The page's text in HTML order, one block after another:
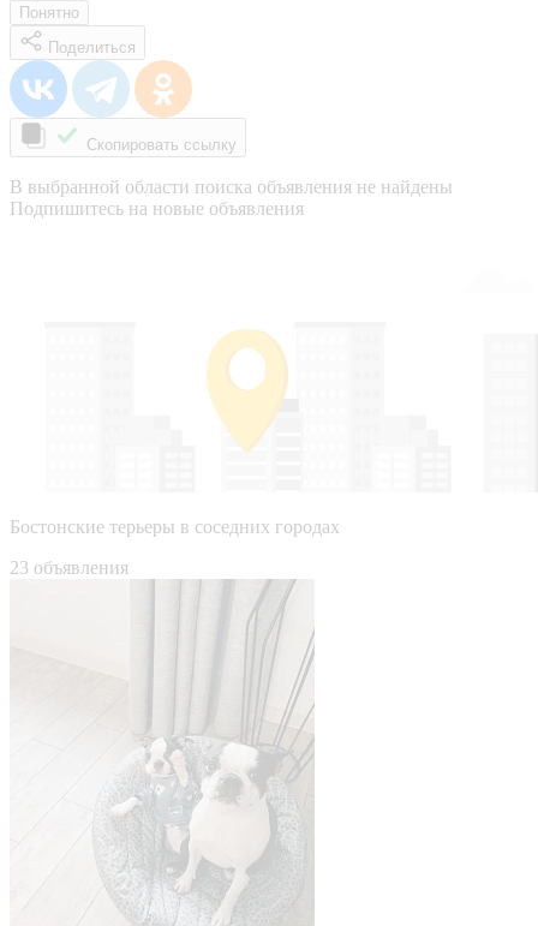
Понятно
Поделиться
Скопировать ссылку
В выбранной области поиска объявления не найдены
Подпишитесь на новые объявления
Бостонские терьеры в соседних городах
23 объявления